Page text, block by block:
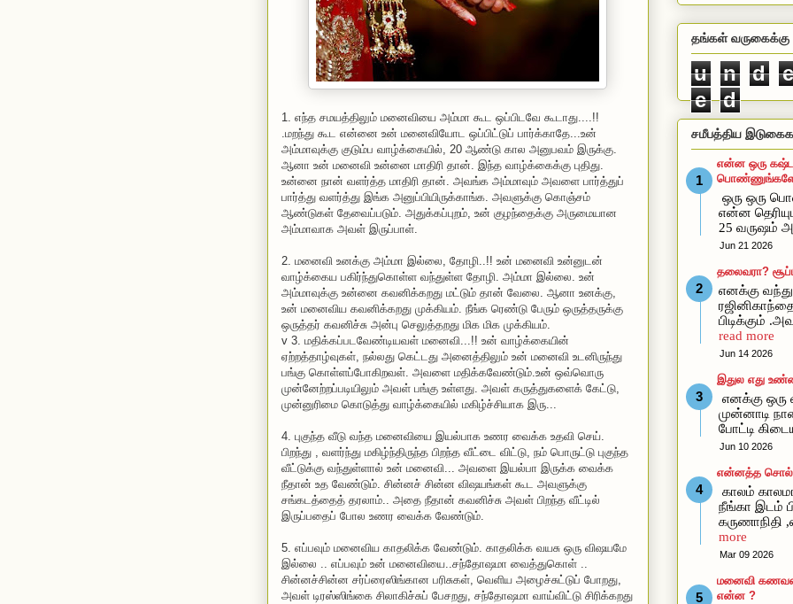
1. எந்த சமயத்திலும் மனைவியை அம்மா கூட ஒப்பிடவே கூடாது....!!
.மறந்து கூட என்னை உன் மனைவியோட ஒப்பிட்டுப் பார்க்காதே...உன்
அம்மாவுக்கு குடும்ப வாழ்க்கையில், 20 ஆண்டு கால அனுபவம் இருக்கு.
ஆனா உன் மனைவி உன்னை மாதிரி தான். இந்த வாழ்க்கைக்கு புதிது.
உன்னை நான் வளர்த்த மாதிரி தான். அவங்க அம்மாவும் அவளை பார்த்துப்
பார்த்து வளர்த்து இங்க அனுப்பியிருக்காங்க. அவளுக்கு கொஞ்சம்
ஆண்டுகள் தேவைப்படும். அதுக்கப்புறம், உன் குழந்தைக்கு அருமையான
அம்மாவாக அவள் இருப்பாள்.
2. மனைவி உனக்கு அம்மா இல்லை, தோழி..!! உன் மனைவி உன்னுடன்
வாழ்க்கைய பகிர்ந்துகொள்ள வந்துள்ள தோழி. அம்மா இல்லை. உன்
அம்மாவுக்கு உன்னை கவனிக்கறது மட்டும் தான் வேலை. ஆனா உனக்கு,
உன் மனைவிய கவனிக்கறது முக்கியம். நீங்க ரெண்டு பேரும் ஒருத்தருக்கு
ஒருத்தர் கவனிச்சு அன்பு செலுத்தறது மிக மிக முக்கியம்.
v 3. மதிக்கப்படவேண்டியவள் மனைவி...!! உன் வாழ்க்கையின்
ஏற்றத்தாழ்வுகள், நல்லது கெட்டது அனைத்திலும் உன் மனைவி உடனிருந்து
பங்கு கொள்ளப்போகிறவள். அவளை மதிக்கவேண்டும்.உன் ஒவ்வொரு
முன்னேற்றப்படியிலும் அவள் பங்கு உள்ளது. அவள் கருத்துகளைக் கேட்டு,
முன்னுரிமை கொடுத்து வாழ்க்கையில் மகிழ்ச்சியாக இரு...
4. புகுந்த வீடு வந்த மனைவியை இயல்பாக உணர வைக்க உதவி செய்.
பிறந்து , வளர்ந்து மகிழ்ந்திருந்த பிறந்த வீட்டை விட்டு, நம் பொருட்டு புகுந்த
வீட்டுக்கு வந்துள்ளால் உன் மனைவி... அவளை இயல்பா இருக்க வைக்க
நீதான் உத வேண்டும். சின்னச் சின்ன விஷயங்கள் கூட அவளுக்கு
சங்கடத்தைத் தரலாம்.. அதை நீதான் கவனிச்சு அவள் பிறந்த வீட்டில்
இருப்பதைப் போல உணர வைக்க வேண்டும்.
5. எப்பவும் மனைவிய காதலிக்க வேண்டும். காதலிக்க வயசு ஒரு விஷயமே
இல்லை .. எப்பவும் உன் மனைவியை..சந்தோஷமா வைத்துகொள் ..
சின்னச்சின்ன சர்ப்ரைஸிங்கான பரிசுகள், வெளிய அழைச்சுட்டுப் போறது,
அவள் டிரஸ்ஸிங்கை சிலாகிச்சுப் பேசறது, சந்தோஷமா வாய்விட்டு சிரிக்கறது
தங்கள் வருகைக்கு
u n d
e
e
d
சமீபத்திய
என்ன ஒரு
ஒரு ஒரு
என்ன
25 வருஷம்
Jun 21 2026
தலைவரா?
எனக்கு
பிடிக்கும்
read more
Jun 14 2026
இதுல எது
எனக்கு ஒரு
முன்னாடி
போட்டி
Jun 10 2026
என்னத்த
காலம்
நீங்கா இடம்
கருணாநிதி
more
Mar 09 2026
மனைவி
என்ன ?